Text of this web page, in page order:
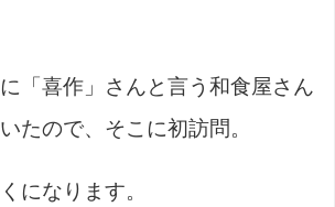
「喜作」さんと言う和食屋さん
たので、そこに初訪問。
になります。